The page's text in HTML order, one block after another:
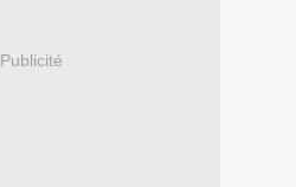
Publicité